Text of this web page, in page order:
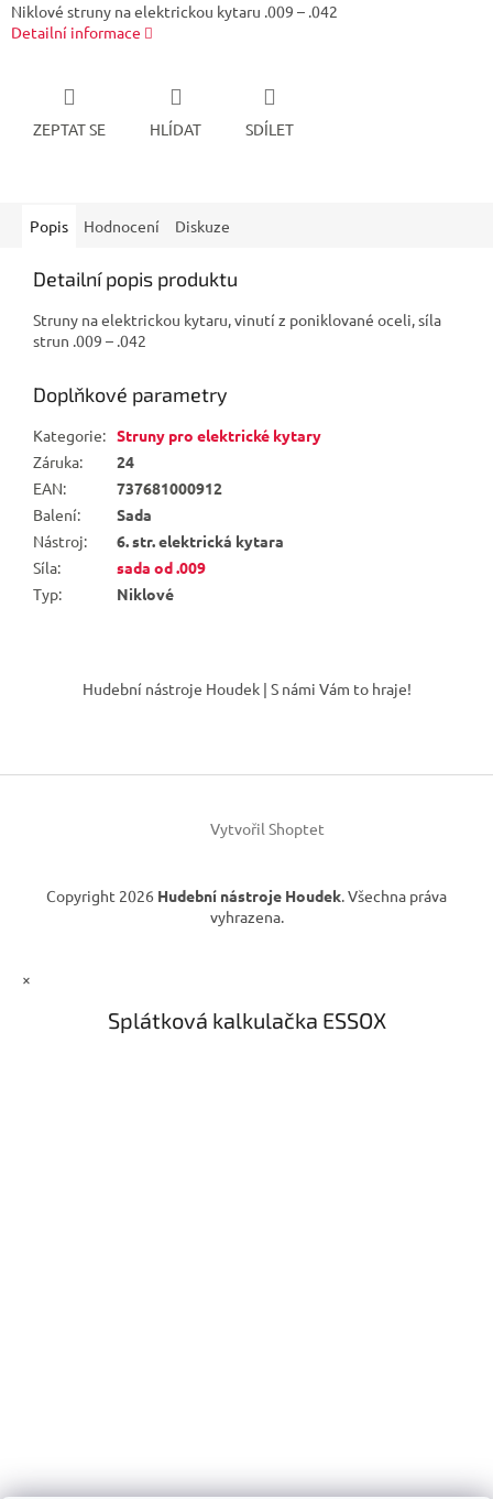
Niklové struny na elektrickou kytaru .009 – .042
Detailní informace
ZEPTAT SE HLÍDAT SDÍLET
Popis Hodnocení Diskuze
Detailní popis produktu
Struny na elektrickou kytaru, vinutí z poniklované oceli, síla
strun .009 – .042
Doplňkové parametry
Kategorie: Struny pro elektrické kytary
Záruka:
24
EAN:
737681000912
Balení:
Sada
Nástroj:
6. str. elektrická kytara
Síla:
sada od .009
Typ: Niklové
í
Hudební nástroje Houdek | S námi Vám to hraje!
Vytvořil Shoptet
Copyright 2026 Hudební nástroje Houdek. Všechna práva
vyhrazena.
×
Splátková kalkulačka ESSOX